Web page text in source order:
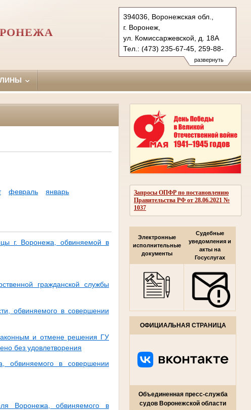
развернуть
394036, Воронежская обл.,
г. Воронеж,
ул. Комиссаржевской, д. 18А
Тел.: (473) 235-67-45, 259-88-
71 (ф.)
centralny.vrn@sudrf.ru
Запросы ОПФР по постановлению
Правительства РФ от 28.06.2021 №
1037
Электронные
исполнительные
документы
Судебные
уведомления и
акты на
Госуслугах
ОФИЦИАЛЬНАЯ СТРАНИЦА
Объединенная пресс-служба
судов Воронежской области
февраль
январь
г. Воронежа, обвиняемой в
гражданской службы
обвиняемого в совершении
и отмене решения ГУ
без удовлетворения
обвиняемого в совершении
Воронежа, обвиняемого в